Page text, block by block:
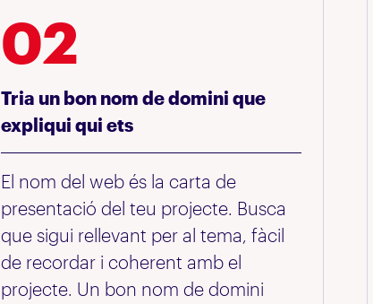
02
Tria un bon nom de domini que
expliqui qui ets
El nom del web és la carta de
presentació del teu projecte. Busca
que sigui rellevant per al tema, fàcil
de recordar i coherent amb el
projecte. Un bon nom de domini